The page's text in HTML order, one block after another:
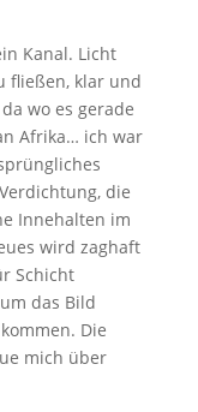
Kanal. Licht
fließen, klar und
wo es gerade
Afrika… ich war
die
Innehalten im
wird zaghaft
Schicht
das Bild
Die
mich über